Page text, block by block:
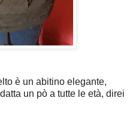
è un abitino elegante,
un pò a tutte le età, direi